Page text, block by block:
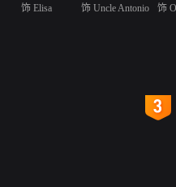
饰 Elisa 饰 Uncle Antonio 饰